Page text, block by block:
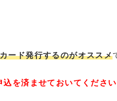
ード発行するのがオススメ
を済ませておいてください